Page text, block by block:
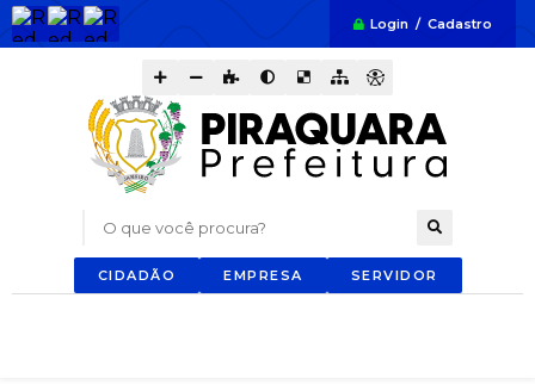
Login / Cadastro
O que você procura?
CIDADÃO EMPRESA SERVIDOR